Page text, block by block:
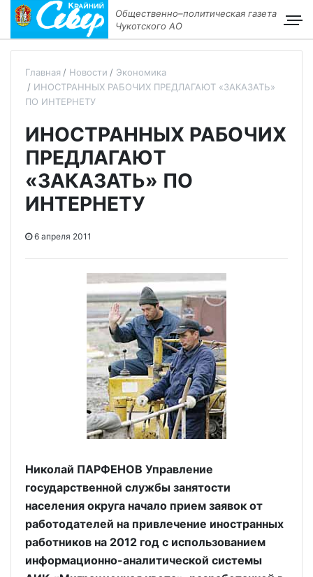
Общественно–политическая газета
Чукотского АО
Главная Новости
Экономика
ИНОСТРАННЫХ РАБОЧИХ ПРЕДЛАГАЮТ «ЗАКАЗАТЬ»
ПО ИНТЕРНЕТУ
ИНОСТРАННЫХ РАБОЧИХ
ПРЕДЛАГАЮТ
«ЗАКАЗАТЬ» ПО
ИНТЕРНЕТУ
6 апреля 2011
Николай ПАРФЕНОВ Управление
государственной службы занятости
населения округа начало прием заявок от
работодателей на привлечение иностранных
работников на 2012 год с использованием
информационно-аналитической системы